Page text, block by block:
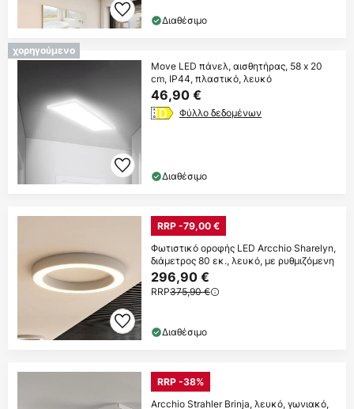
Διαθέσιμο
χορηγούμενο
Move LED πάνελ, αισθητήρας, 58 x 20
cm, IP44, πλαστικό, λευκό
46,90 €
Φύλλο δεδομένων
Διαθέσιμο
RRP -79,00 €
Φωτιστικό οροφής LED Arcchio Sharelyn,
διάμετρος 80 εκ., λευκό, με ρυθμιζόμενη
296,90 €
RRP375,90 €
Διαθέσιμο
RRP -38%
Arcchio Strahler Brinja, λευκό, γωνιακό,